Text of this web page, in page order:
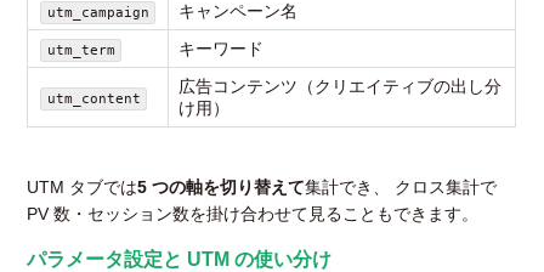
utm_campaign キャンペーン名
utm_term キーワード
utm_content
広告コンテンツ（クリエイティブの出し分
け用）
UTM タブでは5 つの軸を切り替えて集計でき、 クロス集計で
PV 数・セッション数を掛け合わせて見ることもできます。
パラメータ設定と UTM の使い分け